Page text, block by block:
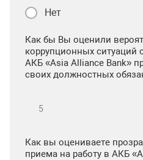
Нет
Как бы Вы оценили
коррупционных ситуаций
АКБ «Asia Alliance Bank»
своих должностных
Как вы оцениваете
приема на работу в АКБ